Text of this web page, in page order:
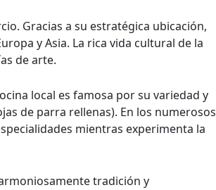
Gracias a su estratégica ubicación,
y Asia. La rica vida cultural de la
de arte.
local es famosa por su variedad y
de parra rellenas). En los numerosos
mientras experimenta la
tradición y